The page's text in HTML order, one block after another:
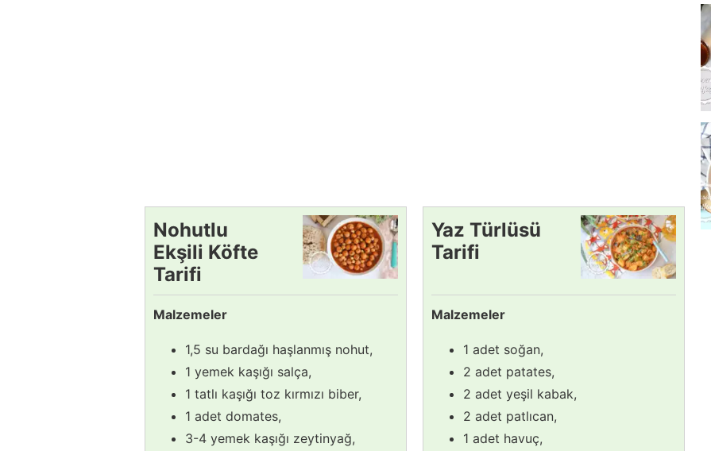
Nohutlu
Ekşili Köfte
Tarifi
Malzemeler
1,5 su bardağı haşlanmış nohut,
1 yemek kaşığı salça,
1 tatlı kaşığı toz kırmızı biber,
1 adet domates,
3-4 yemek kaşığı zeytinyağ,
Yaz Türlüsü
Tarifi
Malzemeler
1 adet soğan,
2 adet patates,
2 adet yeşil kabak,
2 adet patlıcan,
1 adet havuç,